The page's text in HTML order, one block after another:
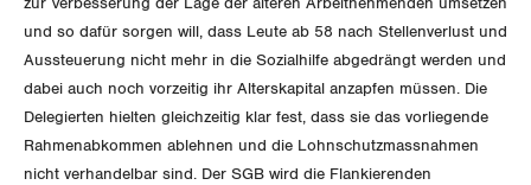
Bestellformular
Präsidialausschuss
Feministische Kommission
Jugendkommission
Aargau
Beide Basel
Medienmitteilungen
Blog Daniel Lampart
Der Europa-Blog
und so dafür sorgen will, dass Leute ab 58 nach Stellenverlust und
Aussteuerung nicht mehr in die Sozialhilfe abgedrängt werden und
dabei auch noch vorzeitig ihr Alterskapital anzapfen müssen. Die
Delegierten hielten gleichzeitig klar fest, dass sie das vorliegende
Rahmenabkommen ablehnen und die Lohnschutzmassnahmen
nicht verhandelbar sind. Der SGB wird die Flankierenden